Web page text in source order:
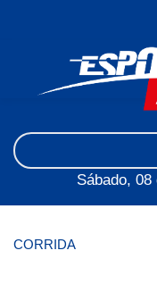
Sábado,
CORRIDA